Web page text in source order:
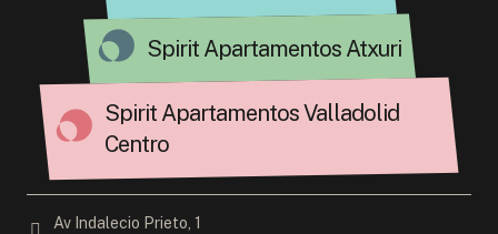
Spirit Apartamentos Atxuri
Spirit Apartamentos Valladolid
Centro
Av Indalecio Prieto, 1